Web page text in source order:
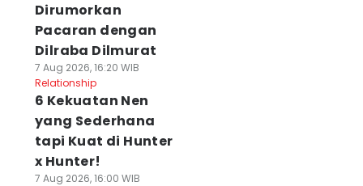
Dirumorkan
Pacaran dengan
Dilraba Dilmurat
7 Aug 2026, 16:20 WIB
Relationship
6 Kekuatan Nen
yang Sederhana
tapi Kuat di Hunter
x Hunter!
7 Aug 2026, 16:00 WIB